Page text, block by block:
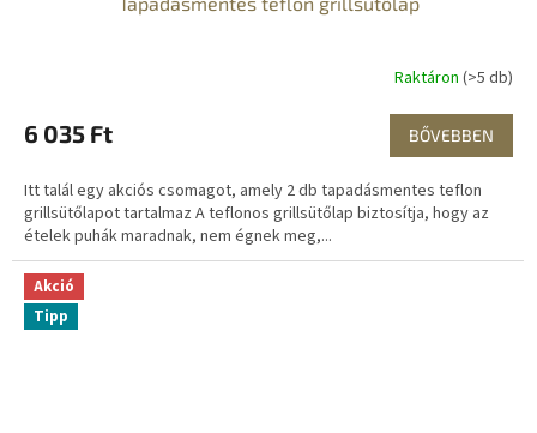
Raktáron (>5 db)
6 035 Ft BŐVEBBEN
Itt talál egy akciós csomagot, amely 2 db tapadásmentes teflon
grillsütőlapot tartalmaz A teflonos grillsütőlap biztosítja, hogy az
ételek puhák maradnak, nem égnek meg,...
Akció
Tipp